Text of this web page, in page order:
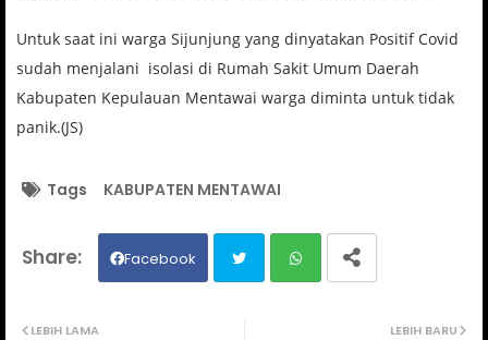
Untuk saat ini warga Sijunjung yang dinyatakan Positif Covid
sudah menjalani isolasi di Rumah Sakit Umum Daerah
Kabupaten Kepulauan Mentawai warga diminta untuk tidak
panik.(JS)
Tags KABUPATEN MENTAWAI
Facebook
LEBIH BARU
LEBIH LAMA